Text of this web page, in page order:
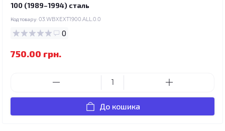
100 (1989–1994) сталь
Код товару: 03.WBXEXT1900.ALL.0.0
0
750.00 грн.
До кошика